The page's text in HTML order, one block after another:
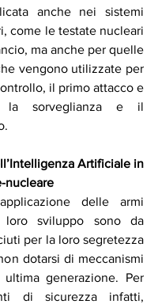
anche nei sistemi
come le testate nucleari
ma anche per quelle
vengono utilizzate per
il primo attacco e
la sorveglianza e il
Artificiale in
nucleare
delle armi
sviluppo sono da
per la loro segretezza
dotarsi di meccanismi
generazione. Per
di sicurezza infatti,